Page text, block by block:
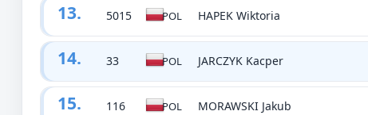
13. 5015 POL HAPEK Wiktoria
14. 33 POL JARCZYK Kacper
15. 116 POL MORAWSKI Jakub